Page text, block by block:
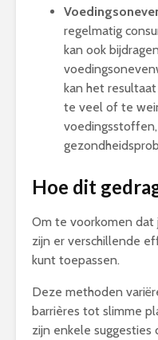
regelmatig
kan ook
kan het
te veel of te
Hoe dit
Om te voorkomen
zijn er verschillende
kunt toepassen.
Deze methoden
barrières tot slimme
zijn enkele